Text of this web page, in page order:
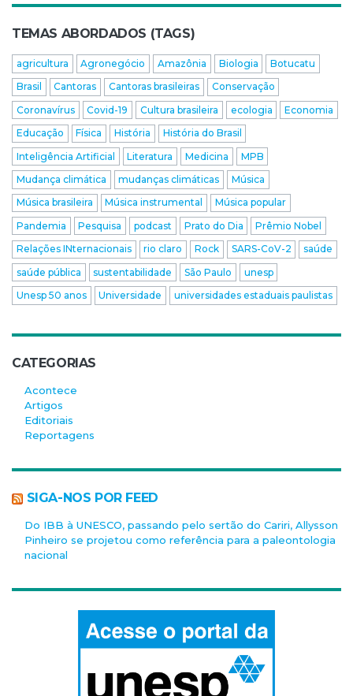
TEMAS ABORDADOS (TAGS)
agricultura Agronegócio Amazônia Biologia
Botucatu
Brasil
Cantoras Cantoras brasileiras
Conservação
Coronavírus
Covid-19 Cultura brasileira ecologia
Economia
Educação
Física História
História do Brasil
Inteligência Artificial
Literatura Medicina
MPB
Mudança climática
mudanças climáticas
Música
Música brasileira
Música instrumental
Música popular
Pandemia
Pesquisa podcast Prato do Dia
Prêmio Nobel
Relações INternacionais
rio claro Rock SARS-CoV-2
saúde
saúde pública
sustentabilidade São Paulo
unesp
Unesp 50 anos
Universidade universidades estaduais paulistas
CATEGORIAS
Acontece
Artigos
Editoriais
Reportagens
SIGA-NOS POR FEED
Do IBB à UNESCO, passando pelo sertão do Cariri, Allysson
Pinheiro se projetou como referência para a paleontologia
nacional